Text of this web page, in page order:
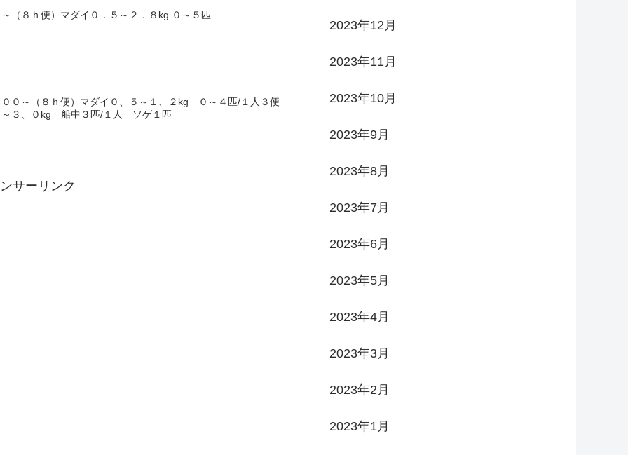
（８ｈ便）マダイ０．５～２．８kg ０～５匹
０～（８ｈ便）マダイ０、５～１、２kg ０～４匹/１人３便
３、０kg 船中３匹/１人 ソゲ１匹
サーリンク
2023年12月
2023年11月
2023年10月
2023年9月
2023年8月
2023年7月
2023年6月
2023年5月
2023年4月
2023年3月
2023年2月
2023年1月